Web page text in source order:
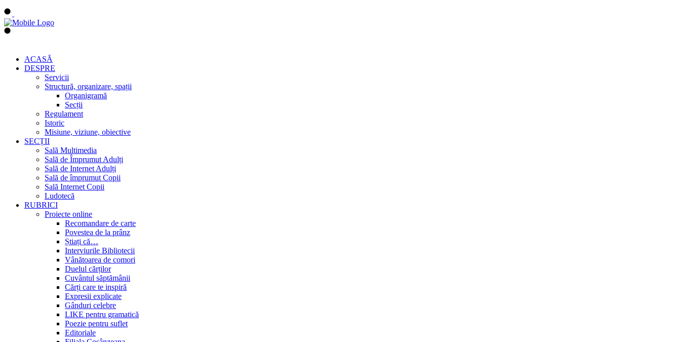
ACASĂ
DESPRE
Servicii
Structură, organizare, spații
Organigramă
Secții
Regulament
Istoric
Misiune, viziune, obiective
SECȚII
Sală Multimedia
Sală de Împrumut Adulți
Sală de Internet Adulți
Sală de împrumut Copii
Sală Internet Copii
Ludotecă
RUBRICI
Proiecte online
Recomandare de carte
Povestea de la prânz
Știați că…
Interviurile Bibliotecii
Vânătoarea de comori
Duelul cărților
Cuvântul săptămânii
Cărți care te inspiră
Expresii explicate
Gânduri celebre
LIKE pentru gramatică
Poezie pentru suflet
Editoriale